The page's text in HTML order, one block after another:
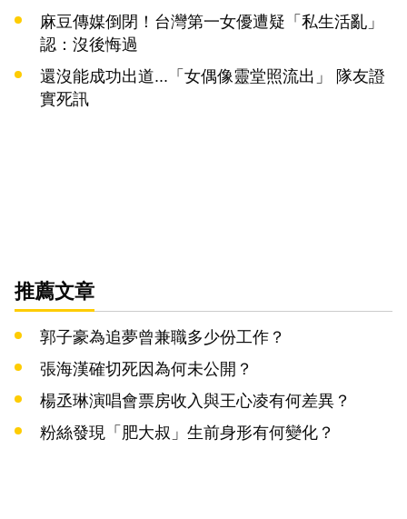
麻豆傳媒倒閉！台灣第一女優遭疑「私生活亂」
認：沒後悔過
還沒能成功出道...「女偶像靈堂照流出」 隊友證
實死訊
推薦文章
郭子豪為追夢曾兼職多少份工作？
張海漢確切死因為何未公開？
楊丞琳演唱會票房收入與王心凌有何差異？
粉絲發現「肥大叔」生前身形有何變化？